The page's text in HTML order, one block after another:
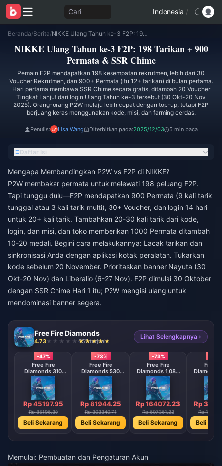
Cari Indonesia /
Beranda/Berita/ NIKKE Ulang Tahun ke-3 F2P: 198 Tarikan + 900 Permata & SSR Chime
NIKKE Ulang Tahun ke-3 F2P: 198 Tarikan + 900
Permata & SSR Chime
Pemain F2P mendapatkan 198 kesempatan rekrutmen, lebih dari 30
Voucher Rekrutmen, dan 900+ Permata (itu 12+ tarikan) di bulan pertama.
Hari pertama membawa SSR Chime secara gratis, ditambah 20 Voucher
Tingkat Lanjut dari login Ulang Tahun ke-3 tersebut (30 Okt-20 Nov
2025). Orang-orang P2W melaju lebih cepat dengan top-up, tetapi F2P
berjuang keras menggunakan kode, misi, dan farming cerdas.
Penulis: Lisa Wang Diterbitkan pada:2025/12/03 5 min baca
Daftar Isi
Mengapa Membandingkan P2W vs F2P di NIKKE?
P2W membakar permata untuk melewati 198 peluang F2P.
Tapi tunggu dulu—F2P mendapatkan 900 Permata (9 kali tarik
tunggal atau 3 kali tarik multi), 30+ Voucher, dan login 14 hari
untuk 20+ kali tarik. Tambahkan 20-30 kali tarik dari kode,
login, dan misi, dan toko memberikan 1000 Permata ditambah
10-20 medali. Begini cara melakukannya: Lacak tarikan dan
sinkronisasi Anda dengan aplikasi kotak peralatan. Tukarkan
kode sebelum 20 November. Prioritaskan banner Nayuta (30
Okt-20 Nov) dan Liberalio (6-27 Nov). F2P dimulai 30 Oktober
dengan SSR Chime Hari 1 itu; P2W mengisi ulang untuk
mendominasi banner segera.
Free Fire Diamonds
4.73 657 terjual
Lihat Selengkapnya ›
-47%
Free Fire
Diamonds 310
Diamonds
Rp 45197.95
Rp 85196.30
Beli Sekarang
-73%
Free Fire
Diamonds 530
Diamonds
【Middle East
region optional】
Rp 81944.25
Rp 303340.71
Beli Sekarang
-73%
Free Fire
Diamonds 1,080
Diamonds
【Middle East
region optional】
Rp 164072.23
Rp 607361.22
Beli Sekarang
Free
【
region
Rp
Rp
Beli
Memulai: Pembuatan dan Pengaturan Akun